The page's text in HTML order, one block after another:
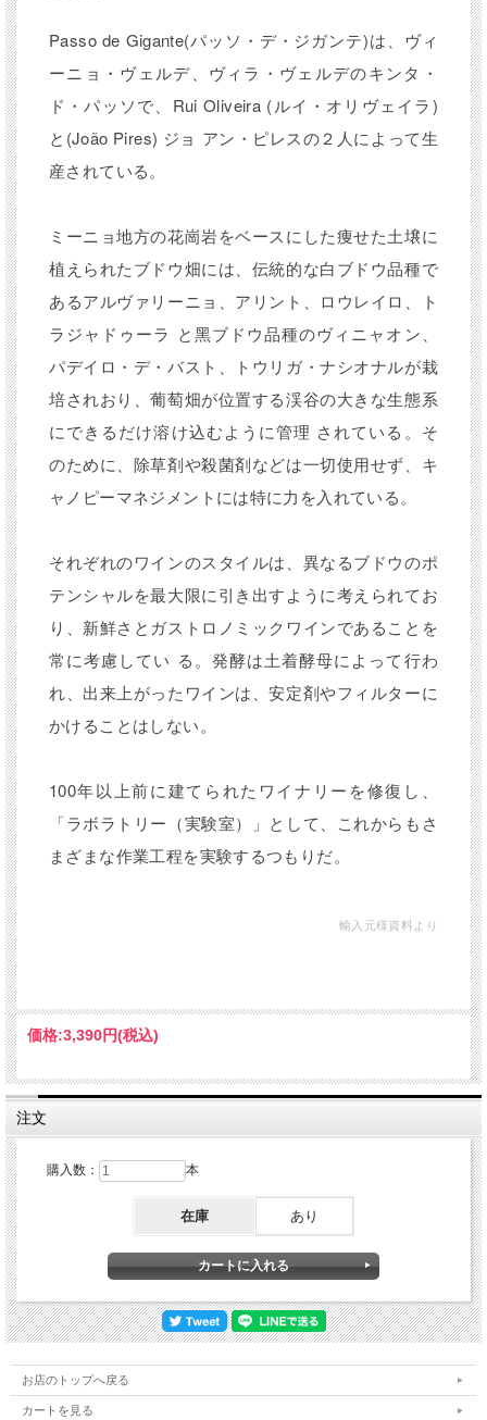
こちらのワインが入った送料無料のお得なセット
もあります！
【送料無料】FUJIMARUスガヤのおうちで楽しむ
「梅雨の養生」6本セット
容量 / タイプ
750ml / スパークリング(Method
Ancestral)（度数：12%）
品種 ロウレイロ100％
輸入元様コメント
モンテ•カステロに位置する南向き、標高
150mのやや痩せた水はけの良い花崗岩土
間の静置清澄。
製造過程では、ロットの10%は、フレンチ
オーク樽で約3ヶ月間の発酵、熟成。90%
収穫時に取り分けたモスト（果汁）を冷凍
保存し、瓶詰めの際にそのモストを加える
ことで、瓶内で二次発酵が起こり、ワイン
瓶内で4ヶ月。亜硫酸塩無添加。
濃厚なアロマと果実味が口中に広がり、デ
リケートでミネラリー。淡い麦わら色。フ
レッシュな青リンゴと柑橘類のアロマに花
口当たりで、酵母の浮遊によるクリーミー
Passo de Gigante(パッソ・デ・ジガンテ)は、ヴィ
ーニョ・ヴェルデ、ヴィラ・ヴェルデのキンタ・
ド・パッソで、Rui Oliveira (ルイ・オリヴェイラ)
と(João Pires) ジョ アン・ピレスの２⼈によって⽣
産されている。
ミーニョ地⽅の花崗岩をベースにした痩せた⼟壌に
植えられたブドウ畑には、伝統的な⽩ブドウ品種で
あるアルヴァリーニョ、アリント、ロウレイロ、ト
ラジャドゥーラ と⿊ブドウ品種のヴィニャオン、
パデイロ・デ・バスト、トウリガ・ナシオナルが栽
培されおり、葡萄畑が位置する渓⾕の⼤きな⽣態系
にできるだけ溶け込むように管理 されている。そ
のために、除草剤や殺菌剤などは⼀切使⽤せず、キ
ャノピーマネジメントには特に⼒を⼊れている。
それぞれのワインのスタイルは、異なるブドウのポ
テンシャルを最⼤限に引き出すように考えられてお
り、新鮮さとガストロノミックワインであることを
常に考慮してい る。発酵は⼟着酵⺟によって⾏わ
れ、出来上がったワインは、安定剤やフィルターに
かけることはしない。
100年以上前に建てられたワイナリーを修復し、
「ラボラトリー（実験室）」として、これからもさ
まざまな作業⼯程を実験するつもりだ。
輸入元様資料より
価格:3,390円(税込)
注文
購入数： 本
在庫 あり
お店のトップへ戻る
カートを見る